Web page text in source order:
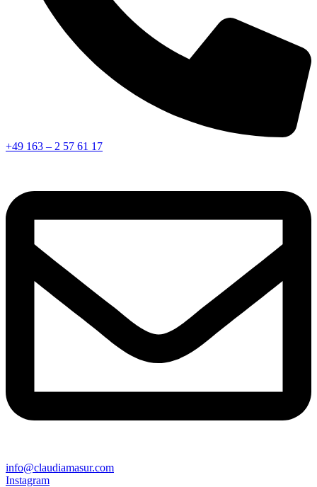
+49 163 – 2 57 61 17
info@claudiamasur.com
Instagram